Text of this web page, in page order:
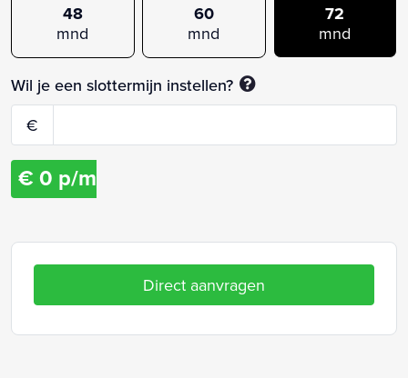
48
mnd
60
mnd
72
mnd
Wil je een slottermijn instellen?
€
€ 0 p/m
Direct aanvragen